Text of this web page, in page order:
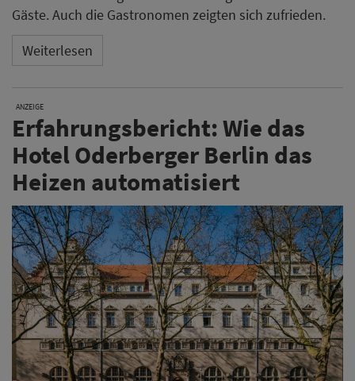
Gäste. Auch die Gastronomen zeigten sich zufrieden.
Weiterlesen
ANZEIGE
Erfahrungsbericht: Wie das
Hotel Oderberger Berlin das
Heizen automatisiert